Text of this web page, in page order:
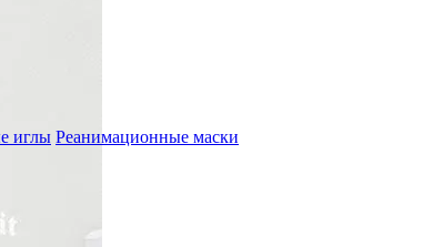
иглы Реанимационные маски